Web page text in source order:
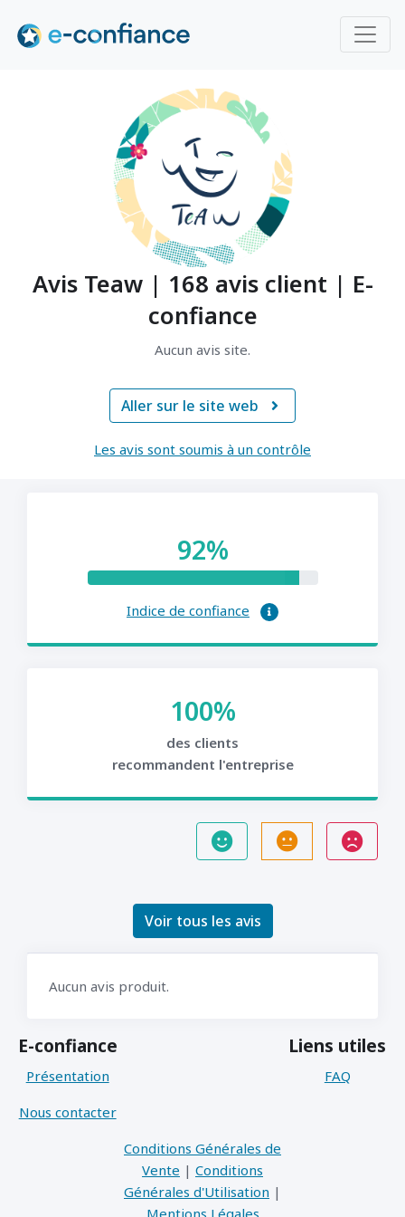
Avis Teaw | 168 avis client | E-
confiance
Aucun avis site.
Aller sur le site web 
Les avis sont soumis à un contrôle
92%
Indice de confiance
100%
des clients
recommandent l'entreprise
Voir tous les avis
Aucun avis produit.
E-confiance
Présentation
Nous contacter
Liens utiles
FAQ
Conditions Générales de
Vente | Conditions
Générales d'Utilisation |
Mentions Légales